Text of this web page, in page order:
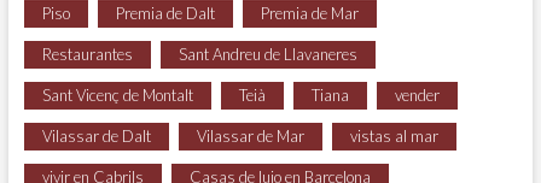
Piso Premia de Dalt Premia de Mar
Restaurantes Sant Andreu de Llavaneres
Sant Vicenç de Montalt Teià Tiana vender
Vilassar de Dalt Vilassar de Mar vistas al mar
vivir en Cabrils Casas de lujo en Barcelona